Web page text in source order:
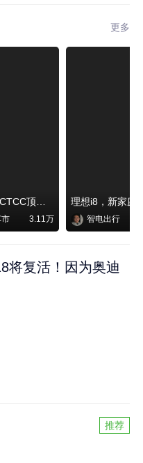
更多
市 3.11万 智电出行
将复活！因为奥迪
推荐